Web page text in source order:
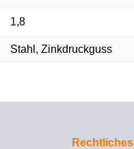
1,8
Stahl , Zinkdruckguss
Rechtliches